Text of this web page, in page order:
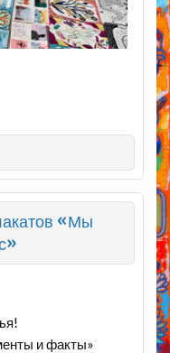
«Мы
и факты»